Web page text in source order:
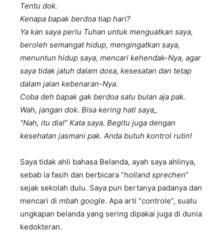
Tentu dok.
Kenapa bapak berdoa tiap hari?
Ya kan saya perlu Tuhan untuk menguatkan saya,
beroleh semangat hidup, mengingatkan saya,
menuntun hidup saya, mencari kehendak-Nya, agar
saya tidak jatuh dalam dosa, kesesatan dan tetap
dalam jalan kebenaran-Nya.
Coba deh bapak gak berdoa satu bulan aja pak.
Wah, jangan dok. Bisa kering hati saya_
“Nah, itu dia!” Kata saya. Begitu juga dengan
kesehatan jasmani pak. Anda butuh kontrol rutin!
Saya tidak ahli bahasa Belanda, ayah saya ahlinya,
sebab ia fasih dan berbicara “holland sprechen”
sejak sekolah dulu. Saya pun bertanya padanya dan
mencari di mbah google. Apa arti “controle”, suatu
ungkapan belanda yang sering dipakai juga di dunia
kedokteran.